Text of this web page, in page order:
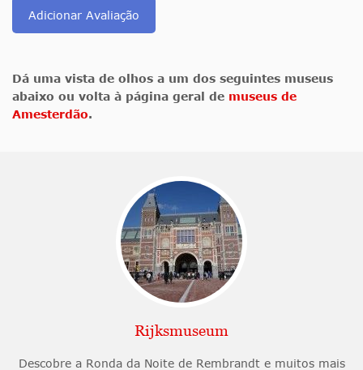
Adicionar Avaliação
Dá uma vista de olhos a um dos seguintes museus
abaixo ou volta à página geral de museus de
Amesterdão.
Rijksmuseum
Descobre a Ronda da Noite de Rembrandt e muitos mais